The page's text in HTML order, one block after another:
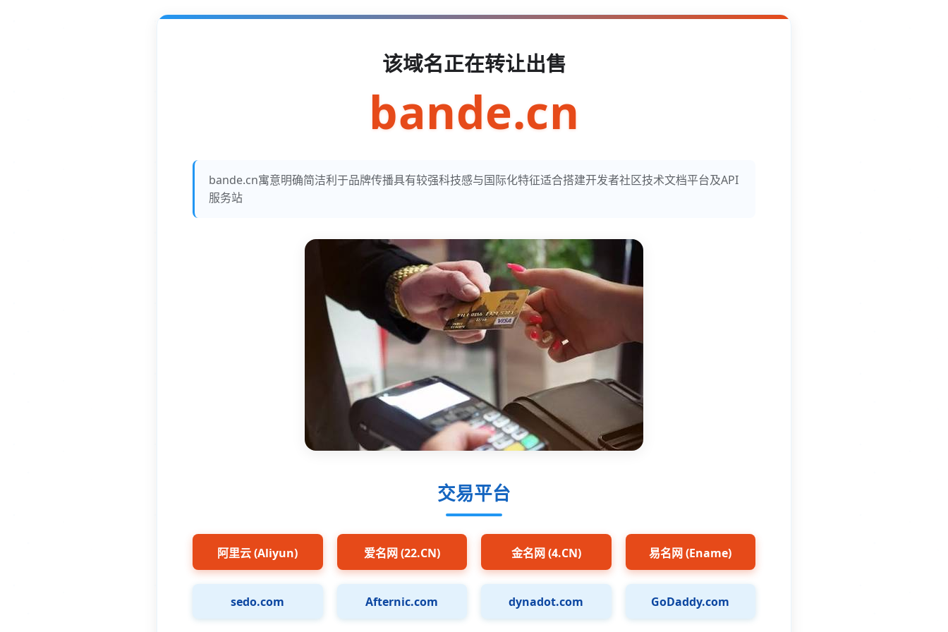
该域名正在转让出售
bande.cn
bande.cn寓意明确简洁利于品牌传播具有较强科技感与国际化特征适合搭建开发者社区技术文档平台及API
服务站
交易平台
阿里云 (Aliyun) 爱名网 (22.CN) 金名网 (4.CN) 易名网 (Ename)
sedo.com Afternic.com dynadot.com GoDaddy.com